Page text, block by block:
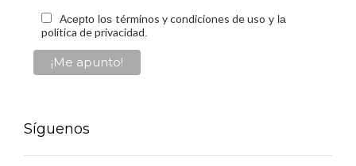
Acepto lostérminos y condiciones de uso y la
política de privacidad
Síguenos